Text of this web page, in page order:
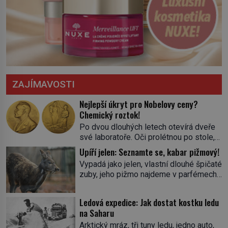
ZAJÍMAVOSTI
Nejlepší úkryt pro Nobelovy ceny?
Chemický roztok!
Po dvou dlouhých letech otevírá dveře
své laboratoře. Oči prolétnou po stole,
aby pak ulpěly na regálu, kde se nachází
všemožné látky. Hledá žluto-oranžovou
tekutinu, jakmile ji zahlédne, nesmírně
se mu uleví. Teď může svůj plán
skrývá směs s názvem lučavka
královská. Svůj přídomek nemá pro nic
za nic, […]
Upíří jelen: Seznamte se, kabar pižmový!
Vypadá jako jelen, vlastní dlouhé špičaté
zuby, jeho pižmo najdeme v parfémech
jediného zástupce zvířecí říše – kabara
pižmového. V Evropě ho jako první
popíše švédský botanik Carl Linné
Ledová expedice: Jak dostat kostku ledu
na Saharu
Arktický mráz, tři tuny ledu, jedno auto,